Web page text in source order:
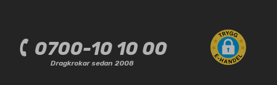
0700-10 10 00
Dragkrokar sedan 2008